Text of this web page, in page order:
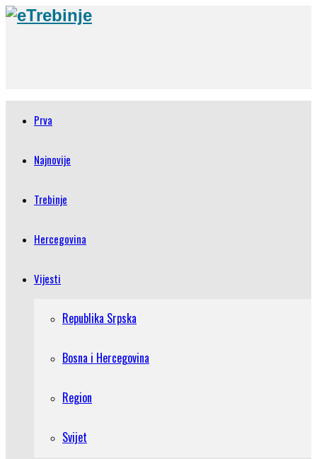
Prva
Najnovije
Trebinje
Hercegovina
Vijesti
Republika Srpska
Bosna i Hercegovina
Region
Svijet